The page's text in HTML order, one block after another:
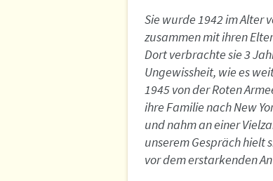
Sie wurde 1942 im Alter
zusammen mit ihren
Dort verbrachte sie 3
Ungewissheit, wie es
1945 von der Roten
ihre Familie nach New
und nahm an einer
unserem Gespräch hielt
vor dem erstarkenden